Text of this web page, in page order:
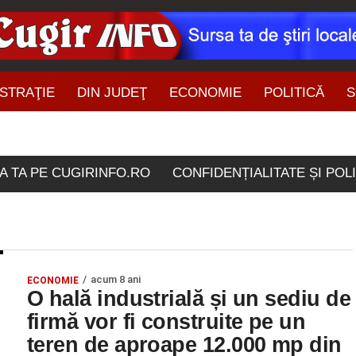
DIN JUDEŢ ECONOMIE POLITICĂ
TA PE CUGIRINFO.RO CONFIDENȚIALITATE ȘI
etichetate "sediu
ECONOMIE acum 8 ani
O hală industrială și un sediu de
firmă vor fi construite pe un
teren de aproape 12.000 mp din